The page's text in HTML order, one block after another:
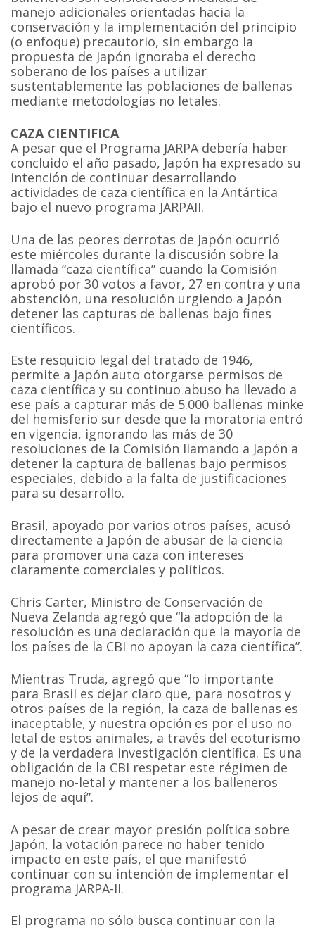
manejo adicionales orientadas hacia la
conservación y la implementación del principio
(o enfoque) precautorio, sin embargo la
propuesta de Japón ignoraba el derecho
soberano de los países a utilizar
sustentablemente las poblaciones de ballenas
mediante metodologías no letales.
CAZA CIENTIFICA
A pesar que el Programa JARPA debería haber
concluido el año pasado, Japón ha expresado su
intención de continuar desarrollando
actividades de caza científica en la Antártica
bajo el nuevo programa JARPAII.
Una de las peores derrotas de Japón ocurrió
este miércoles durante la discusión sobre la
llamada “caza científica” cuando la Comisión
aprobó por 30 votos a favor, 27 en contra y una
abstención, una resolución urgiendo a Japón
detener las capturas de ballenas bajo fines
científicos.
Este resquicio legal del tratado de 1946,
permite a Japón auto otorgarse permisos de
caza científica y su continuo abuso ha llevado a
ese país a capturar más de 5.000 ballenas minke
del hemisferio sur desde que la moratoria entró
en vigencia, ignorando las más de 30
resoluciones de la Comisión llamando a Japón a
detener la captura de ballenas bajo permisos
especiales, debido a la falta de justificaciones
para su desarrollo.
Brasil, apoyado por varios otros países, acusó
directamente a Japón de abusar de la ciencia
para promover una caza con intereses
claramente comerciales y políticos.
Chris Carter, Ministro de Conservación de
Nueva Zelanda agregó que “la adopción de la
resolución es una declaración que la mayoría de
los países de la CBI no apoyan la caza científica”.
Mientras Truda, agregó que “lo importante
para Brasil es dejar claro que, para nosotros y
otros países de la región, la caza de ballenas es
inaceptable, y nuestra opción es por el uso no
letal de estos animales, a través del ecoturismo
y de la verdadera investigación científica. Es una
obligación de la CBI respetar este régimen de
manejo no-letal y mantener a los balleneros
lejos de aquí”.
A pesar de crear mayor presión política sobre
Japón, la votación parece no haber tenido
impacto en este país, el que manifestó
continuar con su intención de implementar el
programa JARPA-II.
El programa no sólo busca continuar con la